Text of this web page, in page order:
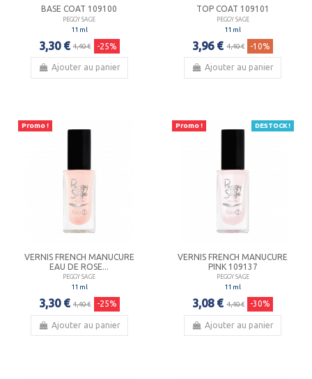
BASE COAT 109100
PEGGY SAGE
11 ml
3,30 € 4,40 € -25%
Ajouter au panier
TOP COAT 109101
PEGGY SAGE
11 ml
3,96 € 4,40 € -10%
Ajouter au panier
Promo !
VERNIS FRENCH MANUCURE
EAU DE ROSE...
PEGGY SAGE
11 ml
3,30 € 4,40 € -25%
Ajouter au panier
Promo ! DESTOCK !
VERNIS FRENCH MANUCURE
PINK 109137
PEGGY SAGE
11 ml
3,08 € 4,40 € -30%
Ajouter au panier